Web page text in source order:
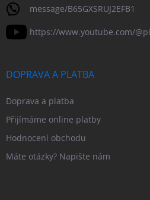
message/B65GXSRUJ2EFB1
https://www.youtube.com/
DOPRAVA A PLATBA
Doprava a platba
Přijímáme online platby
Hodnocení obchodu
Máte otázky? Napište nám